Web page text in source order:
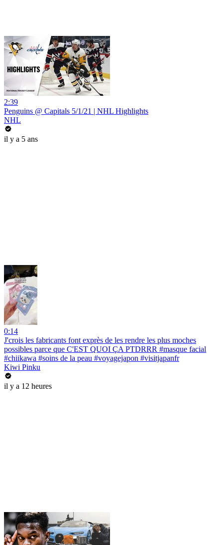
2:39
Penguins @ Capitals 5/1/21 | NHL Highlights
NHL
il y a 5 ans
0:14
J'crois les fabricants font exprès de les rendre les plus moches
possibles parce que C'EST QUOI ÇA PTDRRR #masque facial
#chiikawa #soins de la peau #voyagejapon #visitjapanfr
Kiwi Pinku
il y a 12 heures